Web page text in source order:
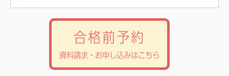
合格前予約
資料請求・お申し込みはこちら